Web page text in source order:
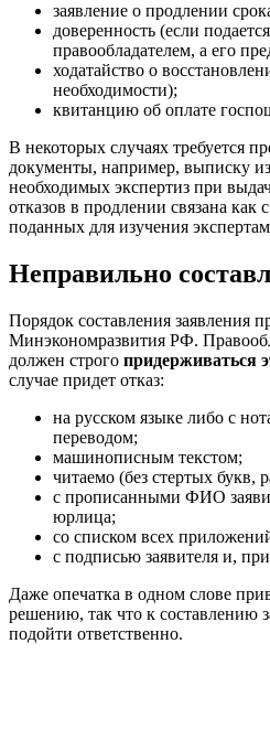
заявление о продлении
доверенность (если
правообладателем, а его
ходатайство о
необходимости);
квитанцию об оплате
В некоторых случаях требуется
документы, например, выписку
необходимых экспертиз при
отказов в продлении связана
поданных для изучения
Неправильно
Порядок составления заявления
Минэкономразвития РФ.
должен строго придерживаться
случае придет отказ:
на русском языке либо с
переводом;
машинописным текстом;
читаемо (без стертых букв,
с прописанными ФИО
юрлица;
со списком всех
с подписью заявителя и,
Даже опечатка в одном слове
решению, так что к составлению
подойти ответственно.